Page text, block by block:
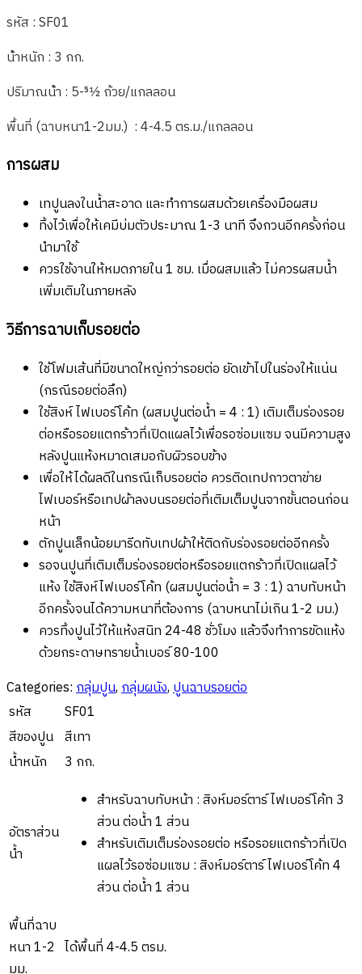
รหัส : SF01
น้ําหนัก : 3 กก.
ปริมาณน้ํา : 5-51⁄2 ถ้วย/แกลลอน
พื้นที่ (ฉาบหนา1-2มม.) : 4-4.5 ตร.ม./แกลลอน
การผสม
เทปูนลงในน้ำสะอาด และทำการผสมด้วยเครื่องมือผสม
ทิ้งไว้เพื่อให้เคมีบ่มตัวประมาณ 1-3 นาที จึงกวนอีกครั้งก่อน
นำมาใช้
ควรใช้งานให้หมดภายใน 1 ชม. เมื่อผสมแล้ว ไม่ควรผสมน้ำ
เพิ่มเติมในภายหลัง
วิธีการฉาบเก็บรอยต่อ
ใช้โฟมเส้นที่มีขนาดใหญ่กว่ารอยต่อ ยัดเข้าไปในร่องให้แน่น
(กรณีรอยต่อลึก)
ใช้สิงห์ ไฟเบอร์โค้ท (ผสมปูนต่อนํ้า = 4 : 1) เติมเต็มร่องรอย
ต่อหรือรอยแตกร้าวที่เปิดแผลไว้เพื่อรอซ่อมแซม จนมีความสูง
หลังปูนแห้งหมาดเสมอกับผิวรอบข้าง
เพื่อให้ได้ผลดีในกรณีเก็บรอยต่อ ควรติดเทปกาวตาข่าย
ไฟเบอร์หรือเทปผ้าลงบนรอยต่อที่เติมเต็มปูนจากขั้นตอนก่อน
หน้า
ตักปูนเล็กน้อยมารีดทับเทปผ้าให้ติดกับร่องรอยต่ออีกครั้ง
รอจนปูนที่เติมเต็มร่องรอยต่อหรือรอยแตกร้าวที่เปิดแผลไว้
แห้ง ใช้สิงห์ไฟเบอร์โค้ท (ผสมปูนต่อนํ้า = 3 : 1) ฉาบทับหน้า
อีกครั้งจนได้ความหนาที่ต้องการ (ฉาบหนาไม่เกิน 1-2 มม.)
ควรทิ้งปูนไว้ให้แห้งสนิท 24-48 ชั่วโมง แล้วจึงทำการขัดแห้ง
ด้วยกระดาษทรายนํ้าเบอร์ 80-100
Categories:กลุ่มปูน,กลุ่มผนัง,ปูนฉาบรอยต่อ
รหัส
SF01
สีของปูน สีเทา
น้ำหนัก
3 กก.
อัตราส่วน
น้ำ
สำหรับฉาบทับหน้า : สิงห์มอร์ตาร์ ไฟเบอร์โค้ท 3
ส่วน ต่อนํ้า 1 ส่วน
สำหรับเติมเต็มร่องรอยต่อ หรือรอยแตกร้าวที่เปิด
แผลไว้รอซ่อมแซม : สิงห์มอร์ตาร์ ไฟเบอร์โค้ท 4
ส่วน ต่อนํ้า 1 ส่วน
พื้นที่ฉาบ
หนา 1-2
มม.
ได้พื้นที่ 4-4.5 ตรม.